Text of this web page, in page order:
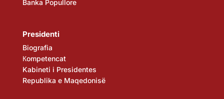
Banka Popullore
Presidenti
Biografia
Кompetencat
Kabineti i Presidentes
Republika e Maqedonisë